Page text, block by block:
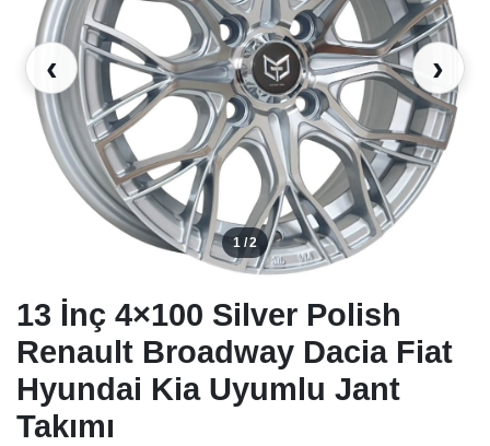
‹
1 / 2
›
13 İnç 4×100 Silver Polish
Renault Broadway Dacia Fiat
Hyundai Kia Uyumlu Jant
Takımı